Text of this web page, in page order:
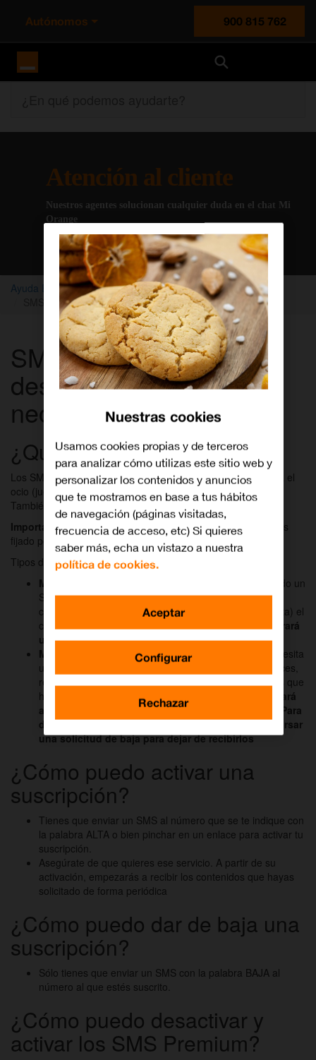
Autónomos
900 815 762
Atención al cliente
Nuestros agentes solucionan cualquier duda en el chat Mi
Orange
Chatear con un agente
Ayuda Empresas Mi Orange
Activar servicios
SMS Premium, activa o desactiva según tus necesidades
SMS Premium, activa o
desactiva según tus
necesidades
¿Qué es un SMS Premium?
Los SMS Premium son contenidos especiales pensados para el
ocio (juegos, música, tonos de llamada, concursos, TV, etc.).
También pueden ser SMS solidarios (Unicef, Acnur...).
Importante:Tanto el servicio como el precio de estos SMS es
fijado por la empresa que proporciona este contenido.
Tipos de servicios que hay en los SMS Premium:
Mensajes de petición (los que tú solicitas):
enviando un
SMS al número de servicio indicado la empresa de
contenidos te enviará (en un solo mensaje de respuesta) el
contenido que hayas solicitado.
Este mensaje se cobrará
una vez por cada petición de servicio que hagas.
Mensajes de suscripción:este tipo de mensajes necesita
una
solicitud de alta por tu parte
y a partir de entonces,
recibirás con la periodicidad establecida los contenidos que
hayas solicitado.
Cada mensaje que recibas se cobrará
al precio fijado por la empresa que los distribuye. Para
dejar de estar suscrito a ese servicio tienes que cursar
una solicitud de baja para dejar de recibirlos
¿Cómo puedo activar una
suscripción?
Tienes que enviar un SMS al número que se te indique con
la palabra ALTA o bien pinchar en un enlace para activar tu
suscripción.
Asegúrate de que quieres ese servicio. A partir de su
activación, empezarás a recibir los contenidos que hayas
solicitado de forma periódica
¿Cómo puedo dar de baja una
suscripción?
Sólo tienes que enviar un SMS con la palabra BAJA al
número al que estés suscrito.
¿Cómo puedo desactivar y
activar los SMS Premium?
Nuestras cookies
Usamos cookies propias y de terceros
para analizar cómo utilizas este sitio web y
personalizar los contenidos y anuncios
que te mostramos en base a tus hábitos
de navegación (páginas visitadas,
frecuencia de acceso, etc) Si quieres
saber más, echa un vistazo a nuestra
política de cookies.
Configurar
Rechazar
Aceptar